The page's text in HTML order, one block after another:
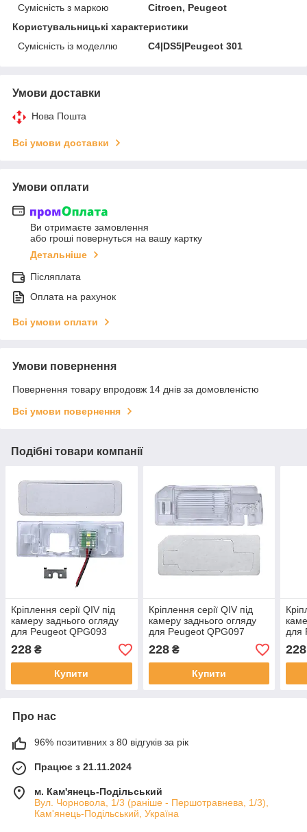
Сумісність з маркою
Citroen, Peugeot
Користувальницькі характеристики
Сумісність із моделлю
C4|DS5|Peugeot 301
Умови доставки
Нова Пошта
Всі умови доставки
Умови оплати
Ви отримаєте замовлення
або гроші повернуться на вашу картку
Детальніше
Післяплата
Оплата на рахунок
Всі умови оплати
Умови повернення
Повернення товару впродовж 14 днів за домовленістю
Всі умови повернення
Подібні товари компанії
Кріплення серії QIV під
камеру заднього огляду
для Peugeot QPG093
(рамка під плафон)
228 ₴
Купити
Кріплення серії QIV під
камеру заднього огляду
для Peugeot QPG097
(рамка під плафон)
228₴
Купити
для
228
Про нас
96% позитивних з 80 відгуків за рік
Працює з 21.11.2024
м. Кам'янець-Подільський
Вул. Чорновола, 1/3 (раніше - Першотравнева, 1/3),
Кам'янець-Подільський, Україна